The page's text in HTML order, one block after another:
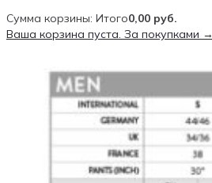
Сумма корзины: Итого0,00 руб.
Ваша корзина пуста. За покупками →